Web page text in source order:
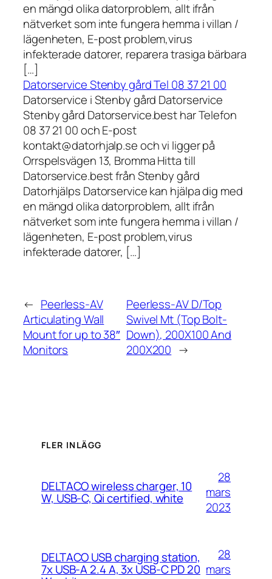
en mängd olika datorproblem, allt ifrån
nätverket som inte fungera hemma i villan /
lägenheten, E-post problem,virus
infekterade datorer, reparera trasiga bärbara
[…]
Datorservice Stenby gård Tel 08 37 21 00
Datorservice i Stenby gård Datorservice
Stenby gård Datorservice.best har Telefon
08 37 21 00 och E-post
kontakt@datorhjalp.se och vi ligger på
Orrspelsvägen 13, Bromma Hitta till
Datorservice.best från Stenby gård
Datorhjälps Datorservice kan hjälpa dig med
en mängd olika datorproblem, allt ifrån
nätverket som inte fungera hemma i villan /
lägenheten, E-post problem,virus
infekterade datorer, […]
← Peerless-AV
Articulating Wall
Mount for up to 38″
Monitors
Peerless-AV D/Top
Swivel Mt (Top Bolt-
Down), 200X100 And
200X200 →
FLER INLÄGG
DELTACO wireless charger, 10
W, USB-C, Qi certified, white
28
mars
2023
DELTACO USB charging station,
7x USB-A 2.4 A, 3x USB-C PD 20
28
mars